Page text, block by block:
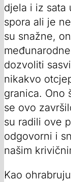
djela i iz sata
spora ali je
su snažne,
dozvoliti
nikakvo
granica. Ono
se ovo
su radili ove
odgovorni i
našim
Kao